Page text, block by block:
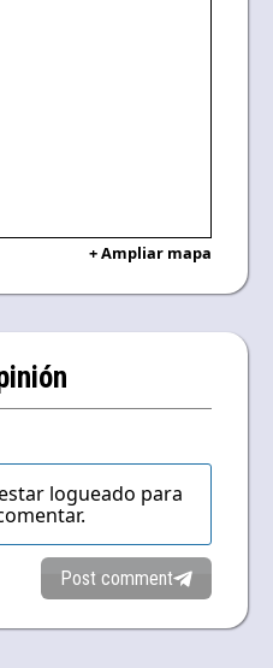
logueado para
Post comment
+ Ampliar mapa